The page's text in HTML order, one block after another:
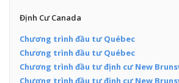
Định Cư Canada
Chương trình đầu tư Québec
Chương trình đầu tư Québec
Chương trình đầu tư định cư New
Chương trình đầu tư định cư New